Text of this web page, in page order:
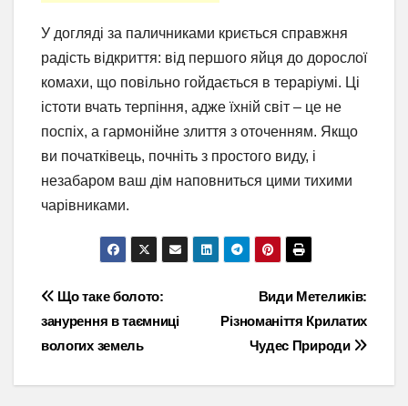
У догляді за паличниками криється справжня
радість відкриття: від першого яйця до дорослої
комахи, що повільно гойдається в тераріумі. Ці
істоти вчать терпіння, адже їхній світ – це не
поспіх, а гармонійне злиття з оточенням. Якщо
ви початківець, почніть з простого виду, і
незабаром ваш дім наповниться цими тихими
чарівниками.
Навігація
записів
Види Метеликів:
Різноманіття Крилатих
Чудес Природи
Що таке болото:
занурення в таємниці
вологих земель